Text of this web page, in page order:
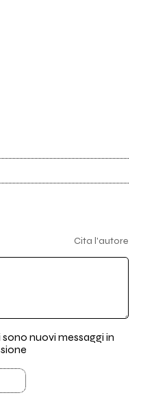
Cita l'autore
sono nuovi messaggi in